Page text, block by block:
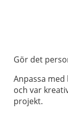
Gör det
Anpassa
och var
projekt.